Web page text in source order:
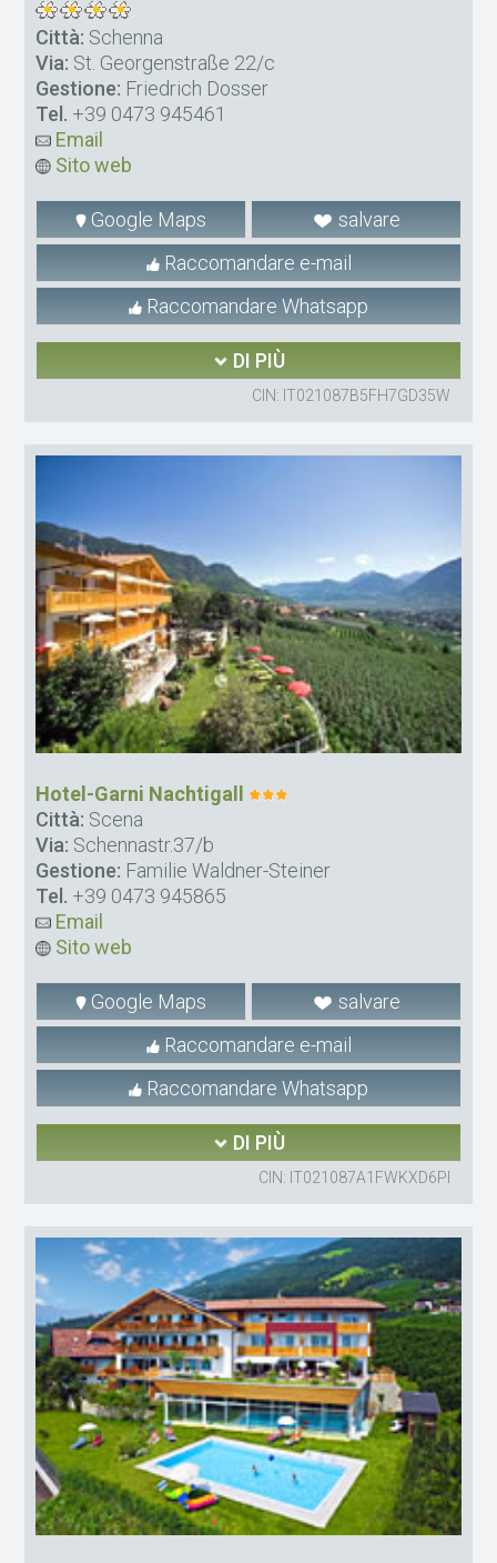
Città: Schenna
Via: St. Georgenstraße 22/c
Gestione: Friedrich Dosser
Tel. +39 0473 945461
Email
Sito web
Google Maps
salvare
Raccomandare e-mail
Raccomandare Whatsapp
DI PIÙ
CIN: IT021087B5FH7GD35W
Hotel-Garni Nachtigall
Città: Scena
Via: Schennastr.37/b
Gestione: Familie Waldner-Steiner
Tel. +39 0473 945865
Email
Sito web
Google Maps
salvare
Raccomandare e-mail
Raccomandare Whatsapp
DI PIÙ
CIN: IT021087A1FWKXD6PI